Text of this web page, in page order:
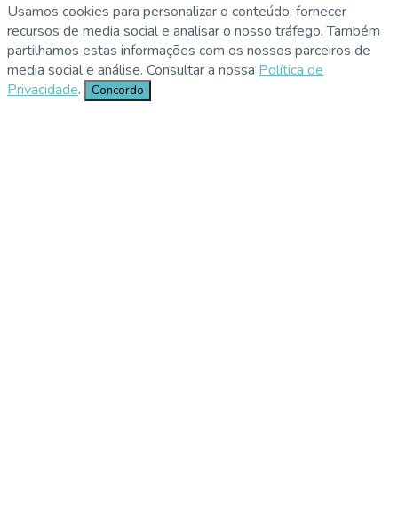
Usamos cookies para personalizar o conteúdo, fornecer
recursos de media social e analisar o nosso tráfego. Também
partilhamos estas informações com os nossos parceiros de
media social e análise. Consultar a nossa Política de
Privacidade. Concordo